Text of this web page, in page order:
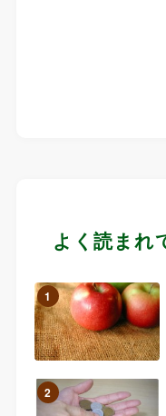
よく読まれ
1
2